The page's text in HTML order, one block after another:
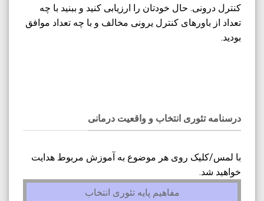
کنترل درونی. حال خودتان را ارزیابی کنید و ببنید با چه
تعداد از باورهای کنترل یرونی مخالف و با چه تعداد موافق
بودید.
درسنامه‌ تئوری انتخاب و واقعیت درمانی
با لمس/کلیک روی هر موضوع به آموزش مربوط هدایت
خواهید شد.
مفاهیم پایه تئوری انتخاب